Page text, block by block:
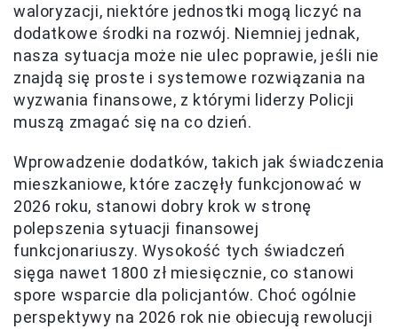
waloryzacji, niektóre jednostki mogą liczyć na
dodatkowe środki na rozwój. Niemniej jednak,
nasza sytuacja może nie ulec poprawie, jeśli nie
znajdą się proste i systemowe rozwiązania na
wyzwania finansowe, z którymi liderzy Policji
muszą zmagać się na co dzień.
Wprowadzenie dodatków, takich jak świadczenia
mieszkaniowe, które zaczęły funkcjonować w
2026 roku, stanowi dobry krok w stronę
polepszenia sytuacji finansowej
funkcjonariuszy. Wysokość tych świadczeń
sięga nawet 1800 zł miesięcznie, co stanowi
spore wsparcie dla policjantów. Choć ogólnie
perspektywy na 2026 rok nie obiecują rewolucji